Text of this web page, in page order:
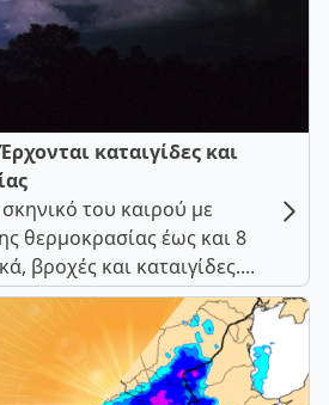
καταιγίδες και
του καιρού με
θερμοκρασίας έως και 8
βροχές και καταιγίδες....